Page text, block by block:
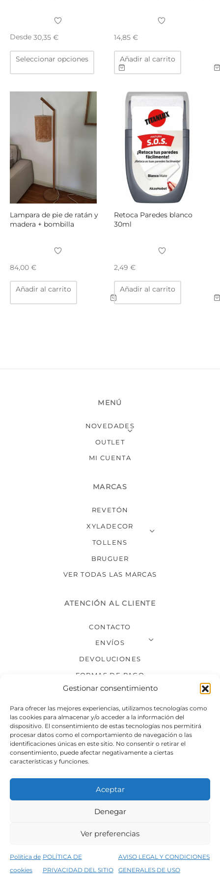
Gestionar consentimiento
Para ofrecer las mejores experiencias, utilizamos tecnologías como
las cookies para almacenar y/o acceder a la información del
dispositivo. El consentimiento de estas tecnologías nos permitirá
procesar datos como el comportamiento de navegación o las
identificaciones únicas en este sitio. No consentir o retirar el
consentimiento, puede afectar negativamente a ciertas
características y funciones.
Aceptar
Denegar
Ver preferencias
Política de
cookies
POLÍTICA DE
PRIVACIDAD DEL SITIO
AVISO LEGAL Y CONDICIONES
GENERALES DE USO
Desde 30,35 €
Seleccionar opciones
Este
producto
tiene
variantes.
opciones
de
producto
14,85 €
Añadir al carrito
Lampara de pie de ratán y
madera + bombilla
84,00 €
Añadir al carrito
Retoca Paredes blanco
30ml
2,49 €
Añadir al carrito
MENÚ
NOVEDADES
OUTLET
MI CUENTA
MARCAS
REVETÓN
XYLADECOR
TOLLENS
BRUGUER
VER TODAS LAS MARCAS
ATENCIÓN AL CLIENTE
CONTACTO
ENVÍOS
DEVOLUCIONES
FORMAS DE PAGO
SÍGUENOS
Condiciones generales de venta
Política de privacidad del sitio web
TINTES Y MANUALIDADES